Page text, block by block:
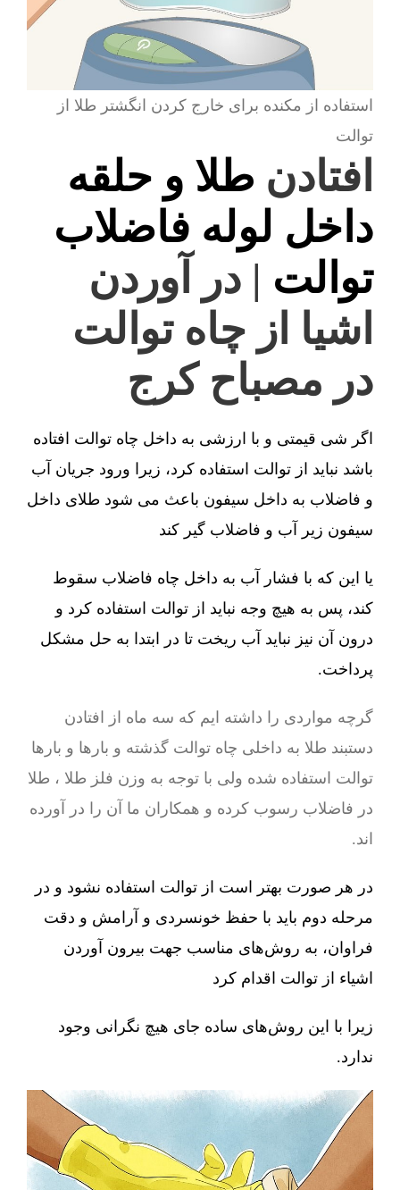
استفاده از مکنده برای خارج کردن انگشتر طلا از
توالت
افتادن طلا و حلقه
داخل لوله فاضلاب
توالت | در آوردن
اشیا از چاه توالت
در مصباح کرج
اگر شی قیمتی و با ارزشی به داخل چاه توالت افتاده
باشد نباید از توالت استفاده کرد، زیرا ورود جریان آب
و فاضلاب به داخل سیفون باعث می شود طلای داخل
سیفون زیر آب و فاضلاب گیر کند
یا این که با فشار آب به داخل چاه فاضلاب سقوط
کند، پس به هیچ وجه نباید از توالت استفاده کرد و
درون آن نیز نباید آب ریخت تا در ابتدا به حل مشکل
پرداخت.
گرچه مواردی را داشته ایم که سه ماه از افتادن
دستبند طلا به داخلی چاه توالت گذشته و بارها و بارها
توالت استفاده شده ولی با توجه به وزن فلز طلا ، طلا
در فاضلاب رسوب کرده و همکاران ما آن را در آورده
اند.
در هر صورت بهتر است از توالت استفاده نشود و در
مرحله دوم باید با حفظ خونسردی و آرامش و دقت
فراوان، به روش‌های مناسب جهت بیرون آوردن
اشیاء از توالت اقدام کرد
زیرا با این روش‌های ساده جای هیچ نگرانی وجود
ندارد.